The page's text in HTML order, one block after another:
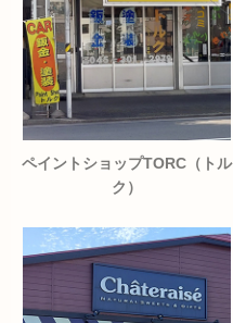
ペイントショップTORC（トル
ク）